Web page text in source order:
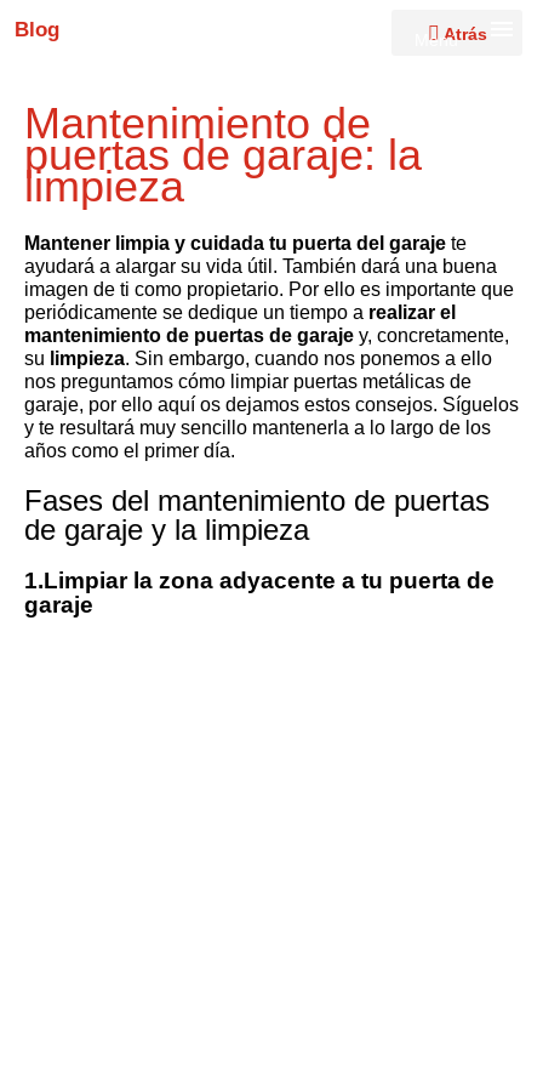
Blog Atrás
Mantenimiento de
puertas de garaje: la
limpieza
Mantener limpia y cuidada tu puerta del garaje te
ayudará a alargar su vida útil. También dará una buena
imagen de ti como propietario. Por ello es importante que
periódicamente se dedique un tiempo a realizar el
mantenimiento de puertas de garaje y, concretamente,
su limpieza. Sin embargo, cuando nos ponemos a ello
nos preguntamos cómo limpiar puertas metálicas de
garaje, por ello aquí os dejamos estos consejos. Síguelos
y te resultará muy sencillo mantenerla a lo largo de los
años como el primer día.
Fases del mantenimiento de puertas
de garaje y la limpieza
1.Limpiar la zona adyacente a tu puerta de
garaje
Menú